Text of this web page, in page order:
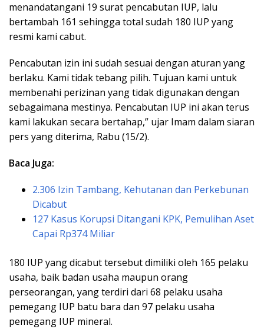
menandatangani 19 surat pencabutan IUP, lalu
bertambah 161 sehingga total sudah 180 IUP yang
resmi kami cabut.
Pencabutan izin ini sudah sesuai dengan aturan yang
berlaku. Kami tidak tebang pilih. Tujuan kami untuk
membenahi perizinan yang tidak digunakan dengan
sebagaimana mestinya. Pencabutan IUP ini akan terus
kami lakukan secara bertahap,” ujar Imam dalam siaran
pers yang diterima, Rabu (15/2).
Baca Juga:
2.306 Izin Tambang, Kehutanan dan Perkebunan
Dicabut
127 Kasus Korupsi Ditangani KPK, Pemulihan Aset
Capai Rp374 Miliar
180 IUP yang dicabut tersebut dimiliki oleh 165 pelaku
usaha, baik badan usaha maupun orang
perseorangan, yang terdiri dari 68 pelaku usaha
pemegang IUP batu bara dan 97 pelaku usaha
pemegang IUP mineral.